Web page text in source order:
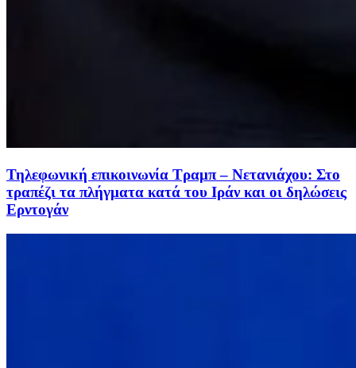
Τηλεφωνική επικοινωνία Τραμπ – Νετανιάχου: Στο
τραπέζι τα πλήγματα κατά του Ιράν και οι δηλώσεις
Ερντογάν